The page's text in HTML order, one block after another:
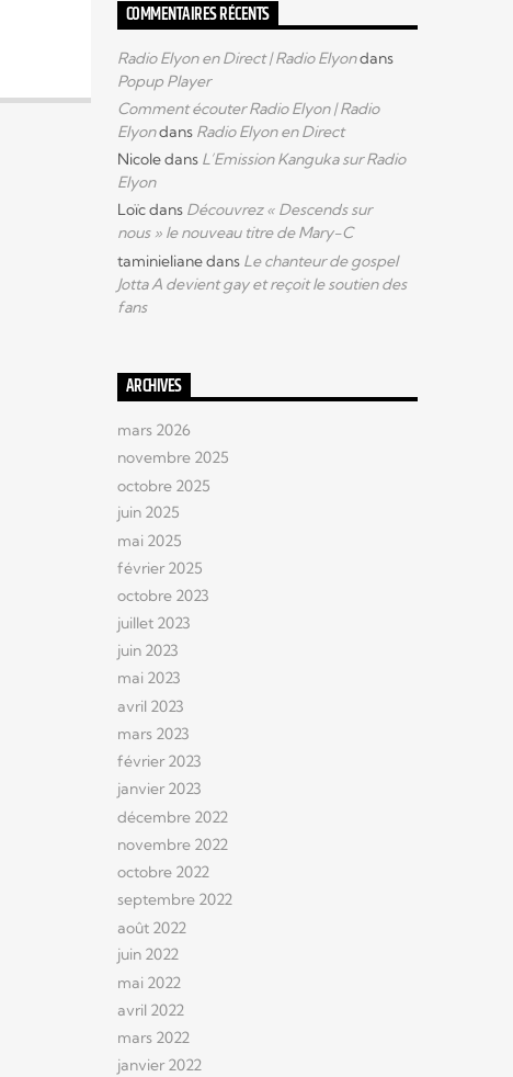
COMMENTAIRES RÉCENTS
Radio Elyon en Direct | Radio Elyondans
Popup Player
Comment écouter Radio Elyon | Radio
Elyondans Radio Elyon en Direct
Nicoledans L’Emission Kanguka sur Radio
Elyon
Loïcdans Découvrez « Descends sur
nous » le nouveau titre de Mary-C
taminielianedans Le chanteur de gospel
Jotta A devient gay et reçoit le soutien des
fans
ARCHIVES
mars 2026
novembre 2025
octobre 2025
juin 2025
mai 2025
février 2025
octobre 2023
juillet 2023
juin 2023
mai 2023
avril 2023
mars 2023
février 2023
janvier 2023
décembre 2022
novembre 2022
octobre 2022
septembre 2022
août 2022
juin 2022
mai 2022
avril 2022
mars 2022
janvier 2022